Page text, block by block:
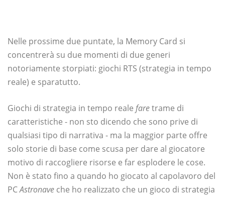
Nelle prossime due puntate, la Memory Card si
concentrerà su due momenti di due generi
notoriamente storpiati: giochi RTS (strategia in tempo
reale) e sparatutto.
Giochi di strategia in tempo reale faretrame di
caratteristiche - non sto dicendo che sono prive di
qualsiasi tipo di narrativa - ma la maggior parte offre
solo storie di base come scusa per dare al giocatore
motivo di raccogliere risorse e far esplodere le cose.
Non è stato fino a quando ho giocato al capolavoro del
PCAstronave che ho realizzato che un gioco di strategia